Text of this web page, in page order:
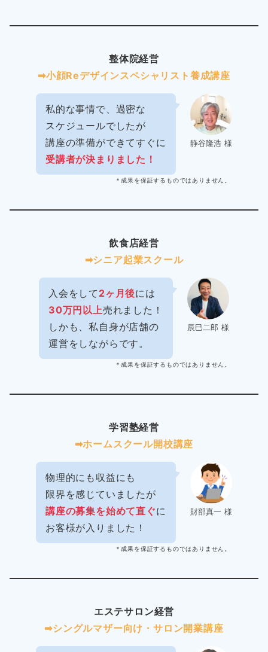
整体院経営
➡︎小顔Reデザインスペシャリスト養成講座
静谷隆浩 様
私的な事情で、過密な
スケジュールでしたが
講座の準備ができてすぐに
受講者が決まりました！
＊成果を保証するものではありません。
飲食店経営
➡︎シニア起業スクール
辰巳二郎 様
入会をして 2ヶ月後には
30万円以上売れました！
しかも、私自身が店舗の
運営をしながらです。
＊成果を保証するものではありません。
学習塾経営
➡︎ホームスクール開校講座
財部真一 様
物理的にも収益にも
限界を感じていましたが
講座の募集を始めて直ぐに
お客様が入りました！
＊成果を保証するものではありません。
エステサロン経営
➡︎シングルマザー向け・サロン開業講座